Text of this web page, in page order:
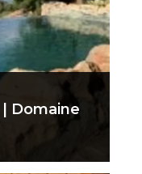
Domaine